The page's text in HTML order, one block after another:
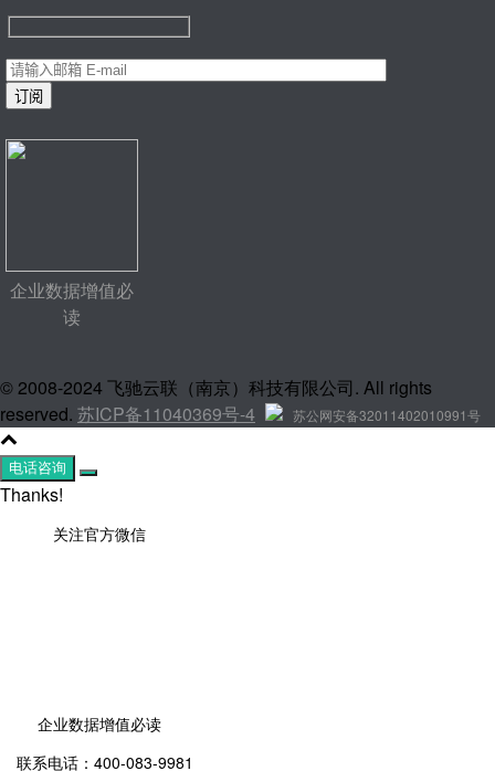
企业数据增值必
读
© 2008-2024 飞驰云联（南京）科技有限公司. All rights
reserved. 苏ICP备11040369号-4 苏公网安备32011402010991号
电话咨询
Thanks!
关注官方微信
企业数据增值必读
联系电话：400-083-9981